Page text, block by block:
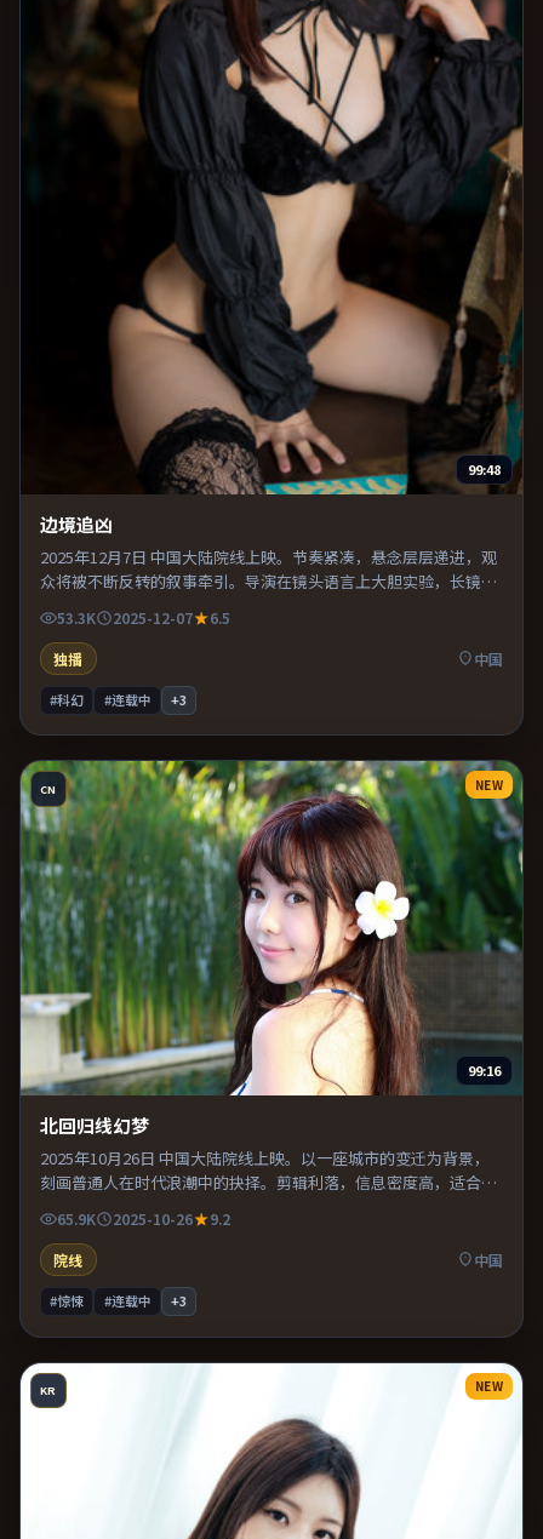
99:48
边境追凶
2025年12月7日 中国大陆院线上映。节奏紧凑，悬念层层递进，观
众将被不断反转的叙事牵引。导演在镜头语言上大胆实验，长镜头
与特写交替强化压迫感。整体完成度较高，适合周末一口气看完。
53.3K 2025-12-07
6.5
独播
中国
#科幻 #连载中 +3
CN NEW
99:16
北回归线幻梦
2025年10月26日 中国大陆院线上映。以一座城市的变迁为背景，
刻画普通人在时代浪潮中的抉择。剪辑利落，信息密度高，适合喜
欢烧脑与推理的观众。整体完成度较高，适合周末一口气看完。
65.9K 2025-10-26
9.2
院线
中国
#惊悚 #连载中 +3
KR NEW